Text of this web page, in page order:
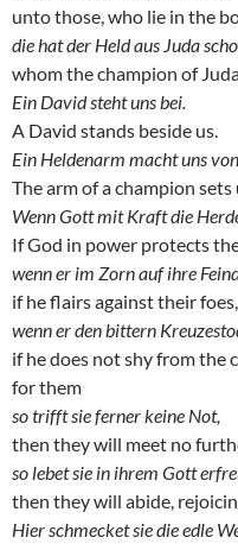
unto those, who lie in the
die hat der Held aus Juda
whom the champion of
Ein David steht uns bei.
A David stands beside us.
Ein Heldenarm macht uns
The arm of a champion sets
Wenn Gott mit Kraft die
If God in power protects
wenn er im Zorn auf ihre
if he flairs against their foes,
wenn er den bittern
if he does not shy from the
for them
so trifft sie ferner keine Not,
then they will meet no
so lebet sie in ihrem Gott
then they will abide,
Hier schmecket sie die edle